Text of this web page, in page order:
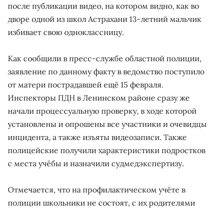
после публикации видео, на котором видно, как во
дворе одной из школ Астрахани 13-летний мальчик
избивает свою одноклассницу.
Как сообщили в пресс-службе областной полиции,
заявление по данному факту в ведомство поступило
от матери пострадавшей ещё 15 февраля.
Инспекторы ПДН в Ленинском районе сразу же
начали процессуальную проверку, в ходе которой
установлены и опрошены все участники и очевидцы
инцидента, а также изъяты видеозаписи. Также
полицейские получили характеристики подростков
с места учёбы и назначили судмедэкспертизу.
Отмечается, что на профилактическом учёте в
полиции школьники не состоят, с их родителями